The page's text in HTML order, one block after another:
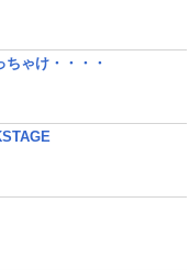
ちゃけ・・・・